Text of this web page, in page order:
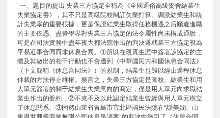
一、題目的提出 失業三方協定全稱為《全國通俗高級黌舍結業生
失業協定書》，其不只是高級院校制訂失業打算、調派結業生和統
計失業率的重要根據，更是保證結業生取得任務機遇之后順遂進職
的主要依憑。盡管學界對失業三方協定的法令屬性尚未構成通說，
可是在司法實務中盡年夜大都法院作出的判決遷就業三方協定視為
平易近事合同而非休息合同。①所以在現實生涯中簽署該協定的主
體及其做出的相干行動也不會遭到《中華國民共和國休息合同法》
（下文簡稱《休息合同法》）的規制，結業生也難以經由過程休息
仲裁的方法停止維權。換言之，失業三方協定是高校、結業生和用
人單元簽署的關于結業生失業意向的商定，僅是用人單元向求職結
業生作出的要約，②不克不及以此認定結業生曾經與用人單元樹立
了休息關系。③固然山東省青島市市北區國民法院在“謝美嫻、山